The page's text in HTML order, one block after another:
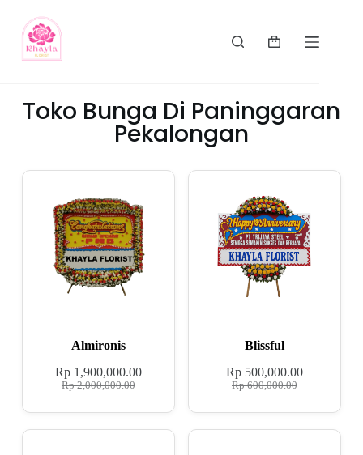
Toko Bunga Di Paninggaran
Pekalongan
Almironis
Rp2,000,000.00
Rp1,900,000.00
Blissful
Rp600,000.00
Rp 500,000.00